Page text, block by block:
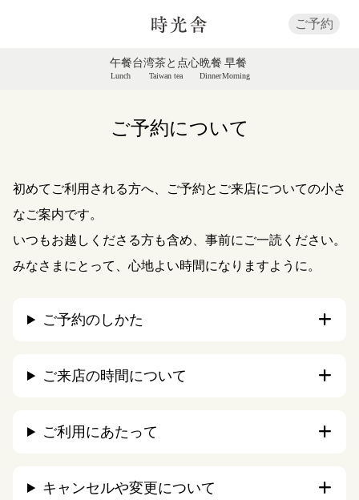
ご予約
午餐
Lunch
台湾茶と点心
Taiwan tea
晩餐
Dinner
早餐
Morning
ご予約について
初めてご利用される方へ、ご予約とご来店についての小さ
なご案内です。
いつもお越しくださる方も含め、事前にご一読ください。
みなさまにとって、心地よい時間になりますように。
ご予約のしかた
ご来店の時間について
ご利用にあたって
キャンセルや変更について